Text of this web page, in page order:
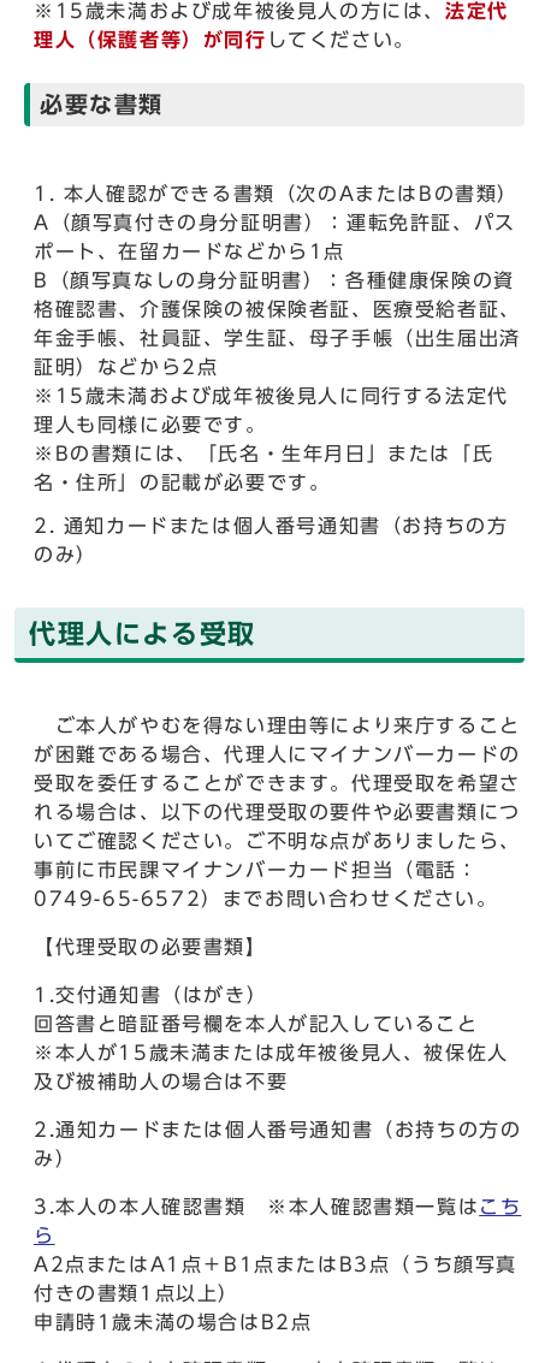
※15歳未満および成年被後見人の方には、 法定代
理人（保護者等）が同行 してください。
必要な書類
本人確認ができる書類（次のAまたはBの書類）
A（顔写真付きの身分証明書）：運転免許証、パス
ポート、在留カードなどから1点
B（顔写真なしの身分証明書）：各種健康保険の資
格確認書、介護保険の被保険者証、医療受給者証、
年金手帳、社員証、学生証、母子手帳（出生届出済
証明）などから2点
※15歳未満および成年被後見人に同行する法定代
理人も同様に必要です。
※Bの書類には、「氏名・生年月日」または「氏
名・住所」の記載が必要です。
通知カードまたは個人番号通知書（お持ちの方
のみ）
代理人による受取
ご本人がやむを得ない理由等により来庁すること
が困難である場合、代理人にマイナンバーカードの
受取を委任することができます。代理受取を希望さ
れる場合は、以下の代理受取の要件や必要書類につ
いてご確認ください。ご不明な点がありましたら、
事前に市民課マイナンバーカード担当（電話：
0749-65-6572）までお問い合わせください。
【代理受取の必要書類】
1.交付通知書（はがき）
回答書と暗証番号欄を本人が記入していること
※本人が15歳未満または成年被後見人、被保佐人
及び被補助人の場合は不要
2.通知カードまたは個人番号通知書（お持ちの方の
み）
3.本人の本人確認書類 ※本人確認書類一覧は こち
ら
A2点またはA1点＋B1点またはB3点（うち顔写真
付きの書類1点以上）
申請時1歳未満の場合はB2点